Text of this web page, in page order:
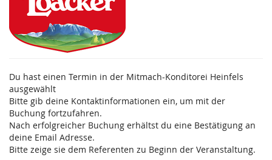
Du hast einen Termin in der Mitmach-Konditorei Heinfels
ausgewählt
Bitte gib deine Kontaktinformationen ein, um mit der
Buchung fortzufahren.
Nach erfolgreicher Buchung erhältst du eine Bestätigung an
deine Email Adresse.
Bitte zeige sie dem Referenten zu Beginn der Veranstaltung.